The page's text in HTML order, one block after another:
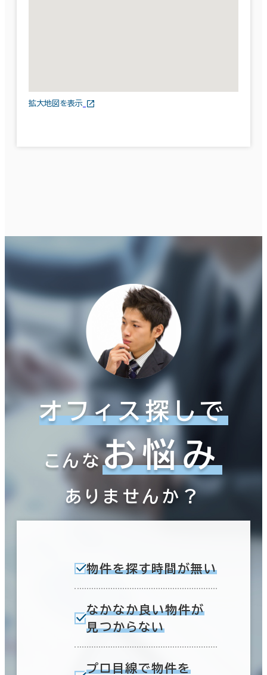
拡大地図を表示
オフィス探しで
こんなお悩み
ありませんか？
物件を探す時間が無い
なかなか良い物件が
見つからない
プロ目線で物件を